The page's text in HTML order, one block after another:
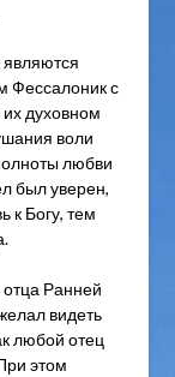
Фессалоник с
духовном
воли
любви
был уверен,
к Богу, тем
отца Ранней
видеть
любой отец
этом